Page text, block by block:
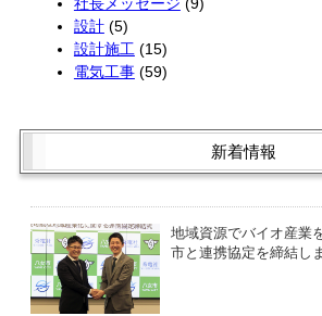
設計(5)
設計施工 (15)
電気工事(59)
新着情報
地域資源でバイオ産業
市と連携協定を締結し